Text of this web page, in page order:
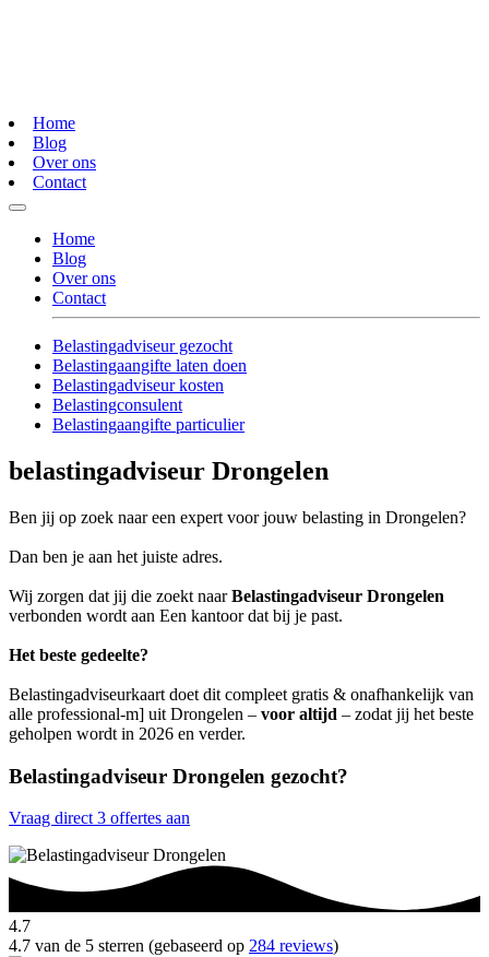
Home
Blog
Over ons
Contact
Home
Blog
Over ons
Contact
Belastingadviseur gezocht
Belastingaangifte laten doen
Belastingadviseur kosten
Belastingconsulent
Belastingaangifte particulier
belastingadviseur Drongelen
Ben jij op zoek naar een expert voor jouw belasting in Drongelen?
Dan ben je aan het juiste adres.
Wij zorgen dat jij die zoekt naarBelastingadviseur Drongelen
verbonden wordt aan Een kantoor dat bij je past.
Het beste gedeelte?
Belastingadviseurkaart doet dit compleet gratis & onafhankelijk van
alle professional-m] uit Drongelen – voor altijd – zodat jij het beste
geholpen wordt in 2026 en verder.
Belastingadviseur Drongelen gezocht?
Vraag direct 3 offertes aan
4.7
4.7 van de 5 sterren (gebaseerd op 284 reviews)